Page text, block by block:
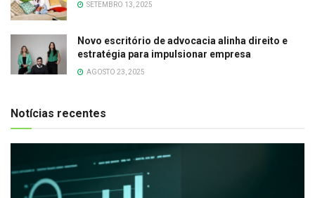
SETEMBRO 13, 2025
Novo escritório de advocacia alinha direito e
estratégia para impulsionar empresa
AGOSTO 23, 2025
Notícias recentes